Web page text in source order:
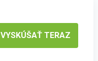
VYSKÚŠAŤ TERAZ